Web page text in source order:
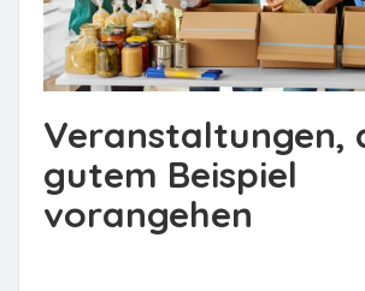
Veranstaltungen,
gutem Beispiel
vorangehen